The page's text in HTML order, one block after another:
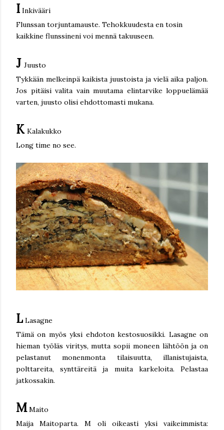
I Inkivääri
Flunssan torjuntamauste. Tehokkuudesta en tosin
kaikkine flunssineni voi mennä takuuseen.
J Juusto
Tykkään melkeinpä kaikista juustoista ja vielä aika paljon.
Jos pitäisi valita vain muutama elintarvike loppuelämää
varten, juusto olisi ehdottomasti mukana.
K Kalakukko
Long time no see.
L Lasagne
Tämä on myös yksi ehdoton kestosuosikki. Lasagne on
hieman työläs viritys, mutta sopii moneen lähtöön ja on
pelastanut monenmonta tilaisuutta, illanistujaista,
polttareita, synttäreitä ja muita karkeloita. Pelastaa
jatkossakin.
MMaito
Maija Maitoparta. M oli oikeasti yksi vaikeimmista: